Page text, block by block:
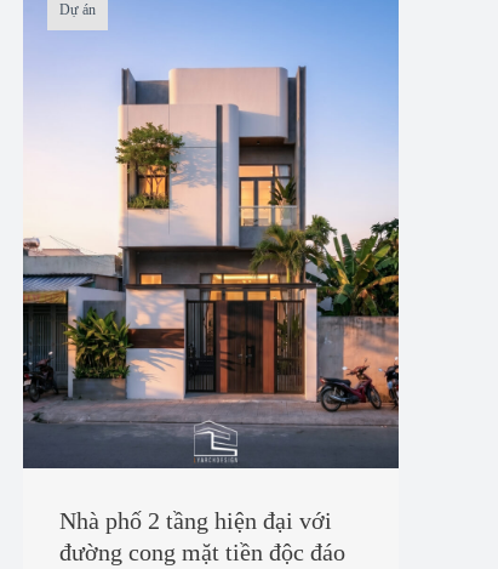
Dự án
Nhà phố 2 tầng hiện đại với
đường cong mặt tiền độc đáo